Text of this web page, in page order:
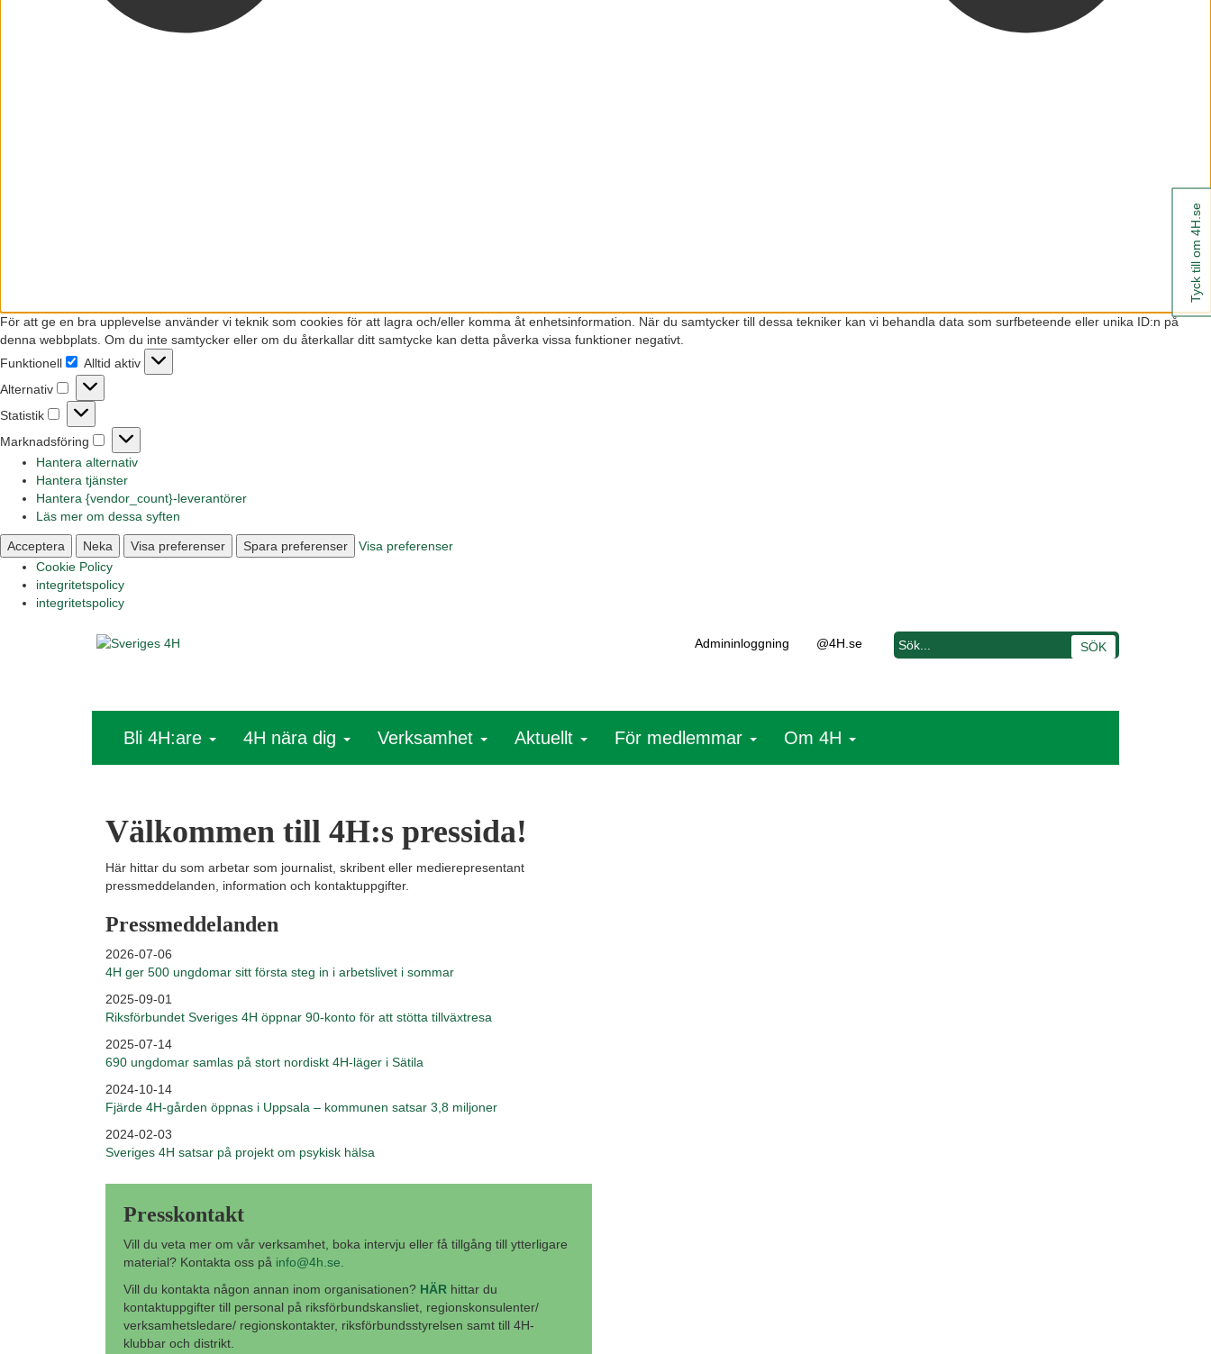
För att ge en bra upplevelse använder vi teknik som cookies för att lagra och/eller komma åt enhetsinformation. När du samtycker till dessa tekniker kan vi behandla data som surfbeteende eller unika ID:n på
denna webbplats. Om du inte samtycker eller om du återkallar ditt samtycke kan detta påverka vissa funktioner negativt.
Funktionell
Funktionell
Alltid aktiv
Alternativ
Alternativ
Statistik
Statistik
Marknadsföring
Marknadsföring
Hantera alternativ
Hantera tjänster
Hantera {vendor_count}-leverantörer
Läs mer om dessa syften
Acceptera Neka Visa preferenser Spara preferenser
Visa preferenser
Cookie Policy
integritetspolicy
integritetspolicy
Admininloggning @4H.se
Bli 4H:are 4H nära dig Verksamhet Aktuellt För medlemmar Om 4H
Välkommen till 4H:s pressida!
Här hittar du som arbetar som journalist, skribent eller medierepresentant
pressmeddelanden, information och kontaktuppgifter.
Pressmeddelanden
2026-07-06
4H ger 500 ungdomar sitt första steg in i arbetslivet i sommar
2025-09-01
Riksförbundet Sveriges 4H öppnar 90-konto för att stötta tillväxtresa
2025-07-14
690 ungdomar samlas på stort nordiskt 4H-läger i Sätila
2024-10-14
Fjärde 4H-gården öppnas i Uppsala – kommunen satsar 3,8 miljoner
2024-02-03
Sveriges 4H satsar på projekt om psykisk hälsa
Presskontakt
Vill du veta mer om vår verksamhet, boka intervju eller få tillgång till ytterligare
material? Kontakta oss på info@4h.se
Vill du kontakta någon annan inom organisationen? HÄR hittar du
kontaktuppgifter till personal på riksförbundskansliet, regionskonsulenter/
verksamhetsledare/ regionskontakter, riksförbundsstyrelsen samt till 4H-
klubbar och distrikt.
Tyck till om 4H.se